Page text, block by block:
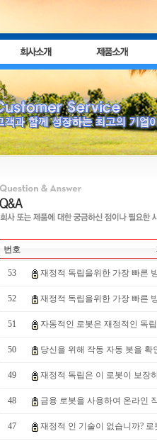
번호
53 재정적 독립을위한 가장 빠른
52 재정적 독립을위한 가장 빠른
51 자동적인 로봇은 재정적인 독
50 당신을 위해 작동 자동 봇을 확
49 재정적 독립은 이 로봇이 보장
48 금융 로봇을 사용하여 온라인
47 재정적 인 기술이 없습니까? 로